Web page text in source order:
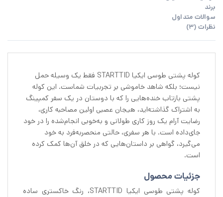
برند
سوالات متداول
نظرات (3)
کوله پشتی طوسی ایکیا STARTTID فقط یک وسیله حمل
نیست؛ بلکه شاهد خاموشی بر تجربیات شماست. این کوله
پشتی بازتاب خنده‌هایی را که با دوستان در یک سفر کمپینگ
به اشتراک گذاشته‌اید، هیجان عصبی اولین مصاحبه کاری،
رضایت آرام یک روز کاری طولانی و به‌خوبی انجام‌شده را در خود
جای‌داده است. با هر سفری، حالتی منحصربه‌فرد به خود
می‌گیرد، گواهی بر داستان‌هایی که در خلق آن‌ها کمک کرده
است.
جزئیات محصول
کوله پشتی طوسی ایکیا STARTTID، رنگ خاکستری ساده